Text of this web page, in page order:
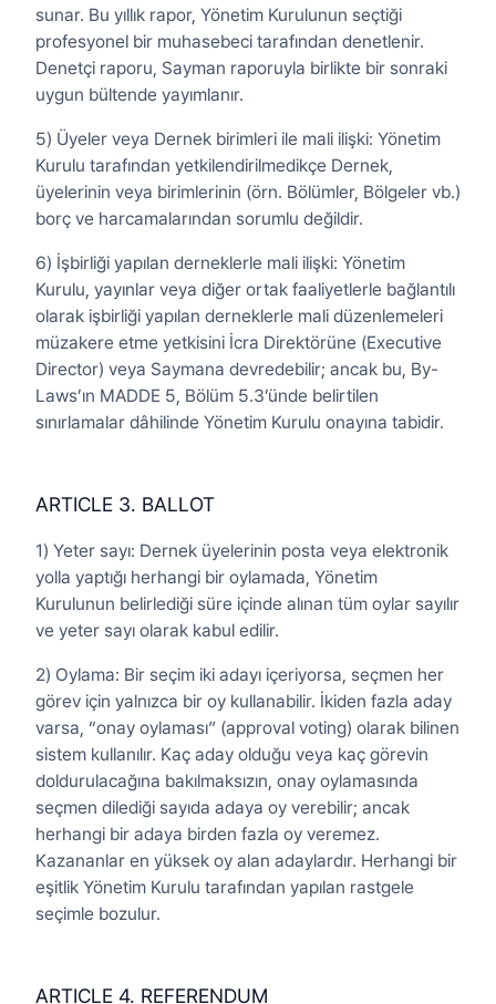
sunar. Bu yıllık rapor, Yönetim Kurulunun seçtiği
profesyonel bir muhasebeci tarafından denetlenir.
Denetçi raporu, Sayman raporuyla birlikte bir sonraki
uygun bültende yayımlanır.
5) Üyeler veya Dernek birimleri ile mali ilişki: Yönetim
Kurulu tarafından yetkilendirilmedikçe Dernek,
üyelerinin veya birimlerinin (örn. Bölümler, Bölgeler vb.)
borç ve harcamalarından sorumlu değildir.
6) İşbirliği yapılan derneklerle mali ilişki: Yönetim
Kurulu, yayınlar veya diğer ortak faaliyetlerle bağlantılı
olarak işbirliği yapılan derneklerle mali düzenlemeleri
müzakere etme yetkisini İcra Direktörüne (Executive
Director) veya Saymana devredebilir; ancak bu, By-
Laws’ın MADDE 5, Bölüm 5.3’ünde belirtilen
sınırlamalar dâhilinde Yönetim Kurulu onayına tabidir.
ARTICLE 3. BALLOT
1) Yeter sayı: Dernek üyelerinin posta veya elektronik
yolla yaptığı herhangi bir oylamada, Yönetim
Kurulunun belirlediği süre içinde alınan tüm oylar sayılır
ve yeter sayı olarak kabul edilir.
2) Oylama: Bir seçim iki adayı içeriyorsa, seçmen her
görev için yalnızca bir oy kullanabilir. İkiden fazla aday
varsa, “onay oylaması” (approval voting) olarak bilinen
sistem kullanılır. Kaç aday olduğu veya kaç görevin
doldurulacağına bakılmaksızın, onay oylamasında
seçmen dilediği sayıda adaya oy verebilir; ancak
herhangi bir adaya birden fazla oy veremez.
Kazananlar en yüksek oy alan adaylardır. Herhangi bir
eşitlik Yönetim Kurulu tarafından yapılan rastgele
seçimle bozulur.
ARTICLE 4. REFERENDUM